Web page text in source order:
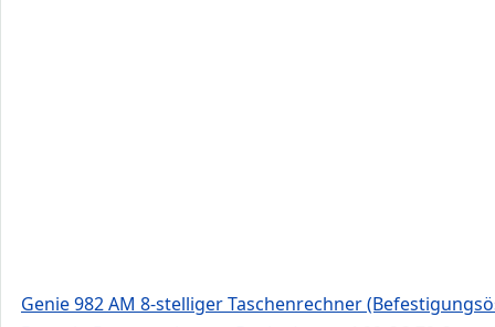
Genie 982 AM 8-stelliger Taschenrechner